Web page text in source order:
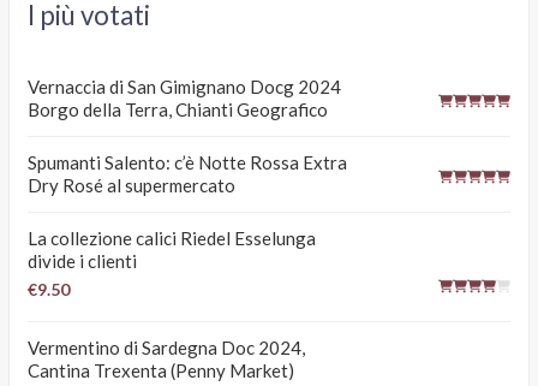
I più votati
Vernaccia di San Gimignano Docg 2024
Borgo della Terra, Chianti Geografico
Spumanti Salento: c’è Notte Rossa Extra
Dry Rosé al supermercato
La collezione calici Riedel Esselunga
divide i clienti
€9.50
Vermentino di Sardegna Doc 2024,
Cantina Trexenta (Penny Market)